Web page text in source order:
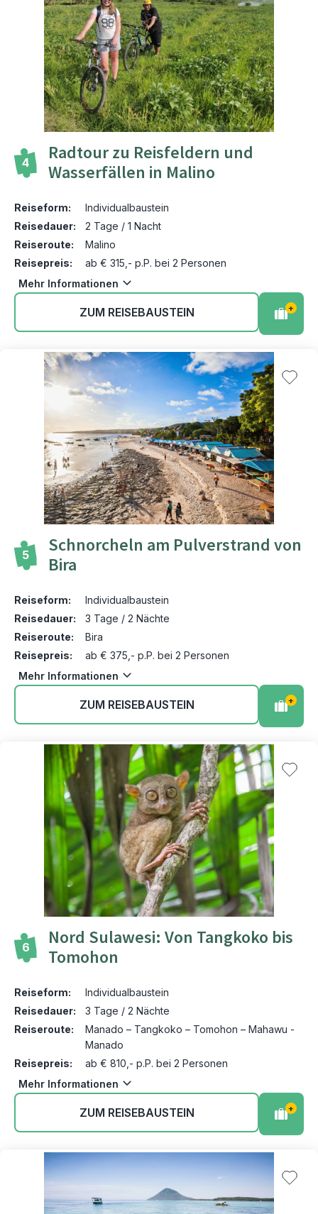
4
Radtour zu Reisfeldern und
Wasserfällen in Malino
Reiseform:
Individualbaustein
Reisedauer:
2 Tage / 1 Nacht
Reiseroute:
Malino
Reisepreis:
ab € 315,- p.P. bei 2 Personen
Mehr Informationen
ZUM REISEBAUSTEIN +
5
Schnorcheln am Pulverstrand von
Bira
Reiseform:
Individualbaustein
Reisedauer:
3 Tage / 2 Nächte
Reiseroute:
Bira
Reisepreis:
ab € 375,- p.P. bei 2 Personen
Mehr Informationen
ZUM REISEBAUSTEIN +
6
Nord Sulawesi: Von Tangkoko bis
Tomohon
Reiseform:
Individualbaustein
Reisedauer:
3 Tage / 2 Nächte
Reiseroute:
Manado – Tangkoko – Tomohon – Mahawu -
Manado
Reisepreis:
ab € 810,- p.P. bei 2 Personen
Mehr Informationen
ZUM REISEBAUSTEIN +